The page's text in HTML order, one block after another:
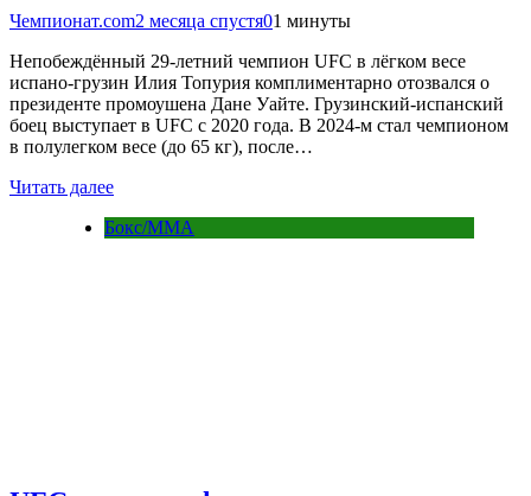
Чемпионат.com2 месяца спустя01 минуты
Непобеждённый 29-летний чемпион UFC в лёгком весе
испано-грузин Илия Топурия комплиментарно отозвался о
президенте промоушена Дане Уайте. Грузинский-испанский
боец выступает в UFC с 2020 года. В 2024-м стал чемпионом
в полулегком весе (до 65 кг), после…
Читать далее
Бокс/MMA